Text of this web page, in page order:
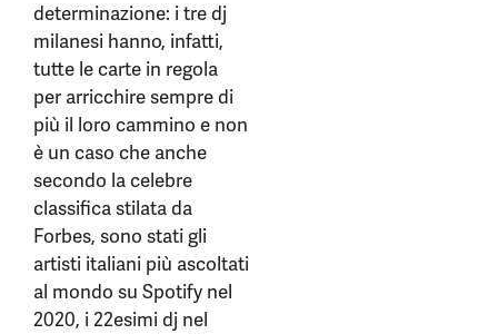
determinazione: i tre dj
milanesi hanno, infatti,
tutte le carte in regola
per arricchire sempre di
più il loro cammino e non
è un caso che anche
secondo la celebre
classifica stilata da
Forbes, sono stati gli
artisti italiani più ascoltati
al mondo su Spotify nel
2020, i 22esimi dj nel